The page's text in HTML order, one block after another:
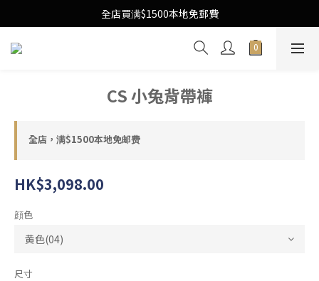
Free Local Shipping Upon $1500 purchase
全店買满$1500本地免郵費
Free Local Shipping Upon $1500 purchase
CS 小兔背帶褲
全店，满$1500本地免邮费
HK$3,098.00
顔色
尺寸